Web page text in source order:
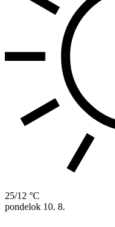
25/12 °C
pondelok 10. 8.